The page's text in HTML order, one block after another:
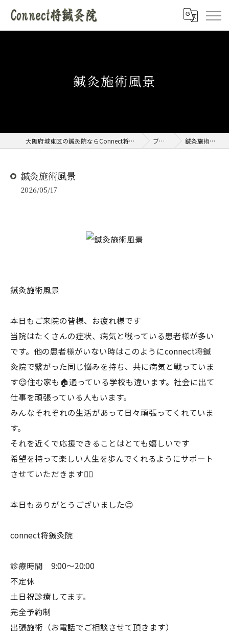
鍼灸施術風景
大阪府城東区の鍼灸院ならConnect将鍼灸院 ブログ 鍼灸施術風景
鍼灸施術風景
2026/05/17
鍼灸施術風景
本日もご来院の皆様、お疲れ様です
当院はたくさんの症状、病気と戦っている患者様が多い
です。他の患者様がいない時はこのようにconnect将鍼
灸院で繋がった同じ悩みを持ち、共に病気と戦っていま
す😌住む家も🏠通っている学校も違います。社会に出て
仕事を頑張っている人もいます。
みんなそれぞれの生活があって日々頑張ってくれていま
す。
それを近くで応援できることはとても嬉しいです
希望を持って楽しい人生を歩んでくれるようにサポート
させていただきます🙇‍♂️
本日もありがとうございました😊
connect将鍼灸院
診療時間 9:00〜20:00
不定休
土日祝診療してます。
完全予約制
出張施術（お電話でご相談させて頂きます）